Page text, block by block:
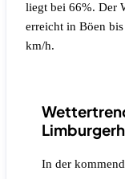
liegt bei 66%. Der
erreicht in Böen
km/h.
In der